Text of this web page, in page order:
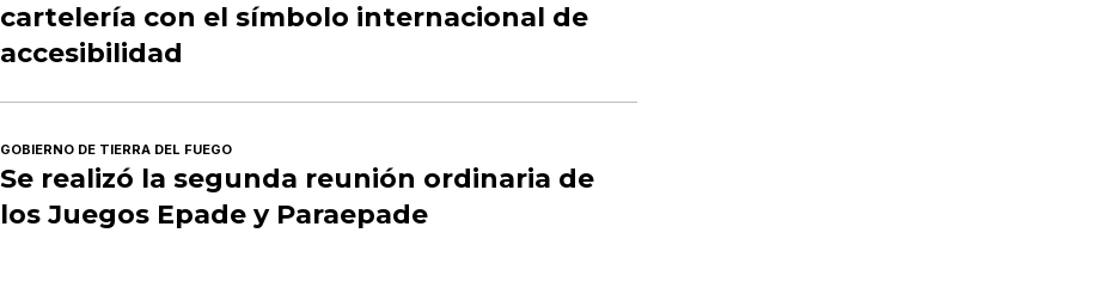
cartelería con el símbolo internacional de
accesibilidad
GOBIERNO DE TIERRA DEL FUEGO
Se realizó la segunda reunión ordinaria de
los Juegos Epade y Paraepade